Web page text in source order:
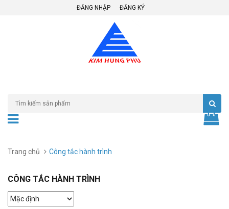
ĐĂNG NHẬP ĐĂNG KÝ
Trang chủ Công tắc hành trình
CÔNG TẮC HÀNH TRÌNH